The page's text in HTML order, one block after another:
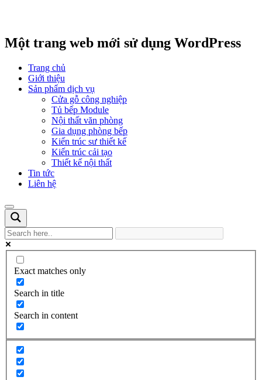
Một trang web mới sử dụng WordPress
Trang chủ
Giới thiệu
Sản phẩm dịch vụ
Cửa gỗ công nghiệp
Tủ bếp Module
Nội thất văn phòng
Gia dụng phòng bếp
Kiến trúc sư thiết kế
Kiến trúc cải tạo
Thiết kế nội thất
Tin tức
Liên hệ
Exact matches only
Search in title
Search in content